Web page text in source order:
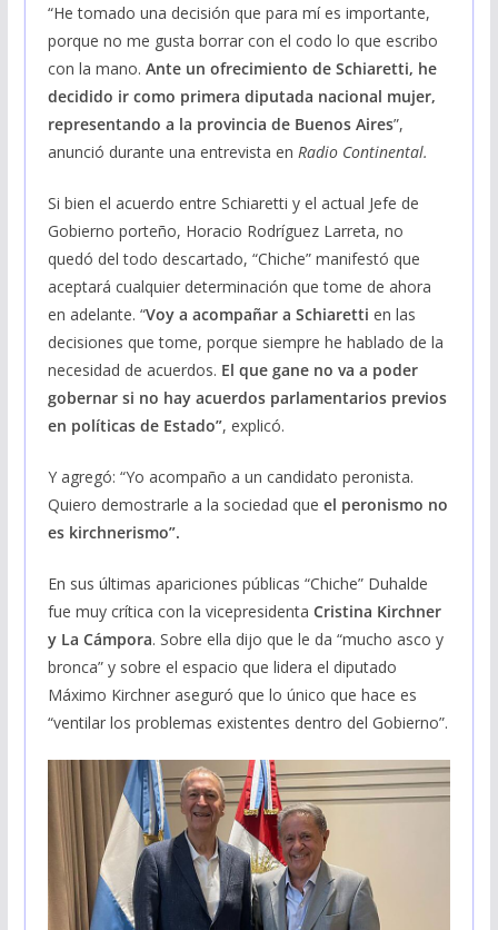
“He tomado una decisión que para mí es importante,
porque no me gusta borrar con el codo lo que escribo
con la mano. Ante un ofrecimiento de Schiaretti, he
decidido ir como primera diputada nacional mujer,
representando a la provincia de Buenos Aires”,
anunció durante una entrevista en Radio Continental.
Si bien el acuerdo entre Schiaretti y el actual Jefe de
Gobierno porteño, Horacio Rodríguez Larreta, no
quedó del todo descartado, “Chiche” manifestó que
aceptará cualquier determinación que tome de ahora
en adelante. “Voy a acompañar a Schiaretti en las
decisiones que tome, porque siempre he hablado de la
necesidad de acuerdos. El que gane no va a poder
gobernar si no hay acuerdos parlamentarios previos
en políticas de Estado”, explicó.
Y agregó: “Yo acompaño a un candidato peronista.
Quiero demostrarle a la sociedad que el peronismo no
es kirchnerismo”.
En sus últimas apariciones públicas “Chiche” Duhalde
fue muy crítica con la vicepresidenta Cristina Kirchner
y La Cámpora. Sobre ella dijo que le da “mucho asco y
bronca” y sobre el espacio que lidera el diputado
Máximo Kirchner aseguró que lo único que hace es
“ventilar los problemas existentes dentro del Gobierno”.